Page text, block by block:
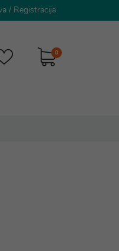
/ Registracija
0